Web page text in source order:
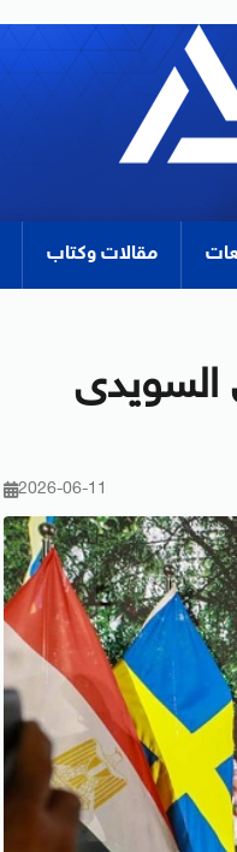
مقالات وكتاب
السويدى
2026-06-11